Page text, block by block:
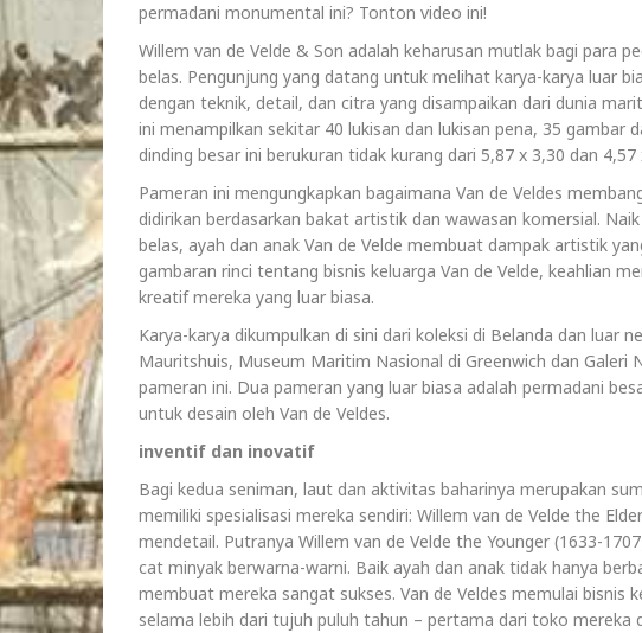
permadani monumental ini? Tonton video ini!
Willem van de Velde & Son adalah keharusan mutlak bagi para
belas. Pengunjung yang datang untuk melihat karya-karya luar
dengan teknik, detail, dan citra yang disampaikan dari dunia
ini menampilkan sekitar 40 lukisan dan lukisan pena, 35 gambar
dinding besar ini berukuran tidak kurang dari 5,87 x 3,30 dan 4,57
Pameran ini mengungkapkan bagaimana Van de Veldes
didirikan berdasarkan bakat artistik dan wawasan komersial.
belas, ayah dan anak Van de Velde membuat dampak artistik
gambaran rinci tentang bisnis keluarga Van de Velde, keahlian
kreatif mereka yang luar biasa.
Karya-karya dikumpulkan di sini dari koleksi di Belanda dan luar
Mauritshuis, Museum Maritim Nasional di Greenwich dan Galeri
pameran ini. Dua pameran yang luar biasa adalah permadani
untuk desain oleh Van de Veldes.
inventif dan inovatif
Bagi kedua seniman, laut dan aktivitas baharinya merupakan
memiliki spesialisasi mereka sendiri: Willem van de Velde the
mendetail. Putranya Willem van de Velde the Younger (1633-
cat minyak berwarna-warni. Baik ayah dan anak tidak hanya
membuat mereka sangat sukses. Van de Veldes memulai bisnis
selama lebih dari tujuh puluh tahun – pertama dari toko mereka